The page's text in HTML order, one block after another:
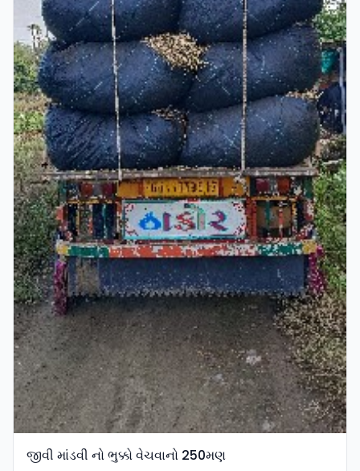
જીવી માંડવી નો ભુક્કો વેચવાનો 250મણ